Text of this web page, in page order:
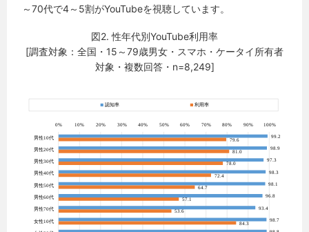
～70代で4～5割がYouTubeを視聴しています。
図2. 性年代別YouTube利用率
[調査対象：全国・15～79歳男女・スマホ・ケータイ所有者
対象・複数回答・n=8,249]